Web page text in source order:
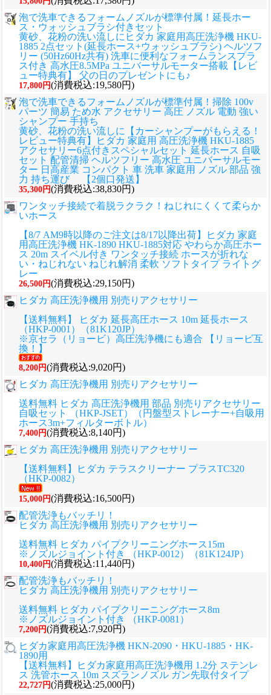
泡で洗車できるフォームノズルが標準付属！延長ホー
ス・ウォッシュブラシ付きセット
黄砂、花粉の洗い流しに ヒダカ 家庭用高圧洗浄機 HKU-
1885 2点セット(延長ホース+ウォッシュブラシ) ヘルツフ
リー (50Hz60Hz共有) 洗車に便利なフォームランスプラ
ス付き 高水圧8.5MPa ユニバーサルモーター搭載【レビ
ュー特典有】 父の日のプレゼントにも♪
17,800円(消費税込:19,580円)
泡で洗車できるフォームノズルが標準付属！掃除 100v
パーツ 簡易 ため水 アクセサリー 高圧 ノズル 電動 強い
シャンプー 手持ち
黄砂、花粉の洗い流しに
【カーシャンプーがもらえる！
レビュー特典有】ヒダカ 家庭用 高圧洗浄機 HKU-1885
アクセサリー6点付きスペシャルセット 延長ホース 自吸
セット 配管清掃 ヘルツフリー 高水圧 ユニバーサルモー
ター 日高産業 コンパクト 車 洗車 家庭用 ノズル 部品 強
力 持ち運び 【2個口発送】
35,300円(消費税込:38,830円)
ワンタッチ接続で着脱ラクラク！ねじれにくくて柔らか
いホース
【8/7 AM9時以降のご注文は8/17以降出荷】ヒダカ 家庭
用高圧洗浄機 HK-1890 HKU-1885対応 やわらか高圧ホー
ス 20m スイベル付き ワンタッチ接続 ホースが折れな
い・ねじれない ねじれ解消 柔軟 ソフトタイプ ライトグ
レー
26,500円(消費税込:29,150円)
ヒダカ 高圧洗浄機用 別売りアクセサリー
【送料無料】 ヒダカ 延長高圧ホース 10m 延長ホース
（HKP-0001）（81K120JP）
※京セラ（リョービ）高圧洗浄機にも適合 【リョービ互
換！】
8,200円(消費税込:9,020円)
ヒダカ 高圧洗浄機用 別売りアクセサリー
送料無料 ヒダカ 高圧洗浄機用 部品 別売りアクセサリー
自吸セット （HKP-JSET）（円盤型ストレーナー+自吸用
ホース3m+フィルターボトル）
7,400円(消費税込:8,140円)
ヒダカ 高圧洗浄機用 別売りアクセサリー
【送料無料】ヒダカ テラスクリーナー プラスTC320
（HKP-0082）
15,000円(消費税込:16,500円)
配管洗浄もバッチリ！
ヒダカ 高圧洗浄機用 別売りアクセサリー
送料無料 ヒダカ パイプクリーニングホース15m
※ノズルジョイント付き （HKP-0012）（81K124JP）
10,400円(消費税込:11,440円)
配管洗浄もバッチリ！
ヒダカ 高圧洗浄機用 別売りアクセサリー
送料無料 ヒダカ パイプクリーニングホース8m
※ノズルジョイント付き （HKP-0081）
7,200円(消費税込:7,920円)
ヒダカ家庭用高圧洗浄機 HKN-2090・HKU-1885・HK-
1890用
【送料無料】ヒダカ家庭用高圧洗浄機用 1.2分 ステンレ
ス 洗管ホース 10m スズランノズル ガン先取付タイプ
22,727円(消費税込:25,000円)